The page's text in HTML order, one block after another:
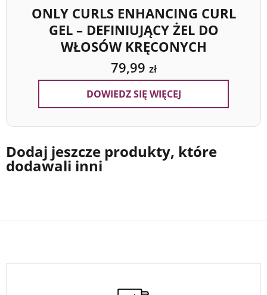
ONLY CURLS ENHANCING CURL
GEL – DEFINIUJĄCY ŻEL DO
WŁOSÓW KRĘCONYCH
79,99 zł
DOWIEDZ SIĘ WIĘCEJ
Dodaj jeszcze produkty, które
dodawali inni